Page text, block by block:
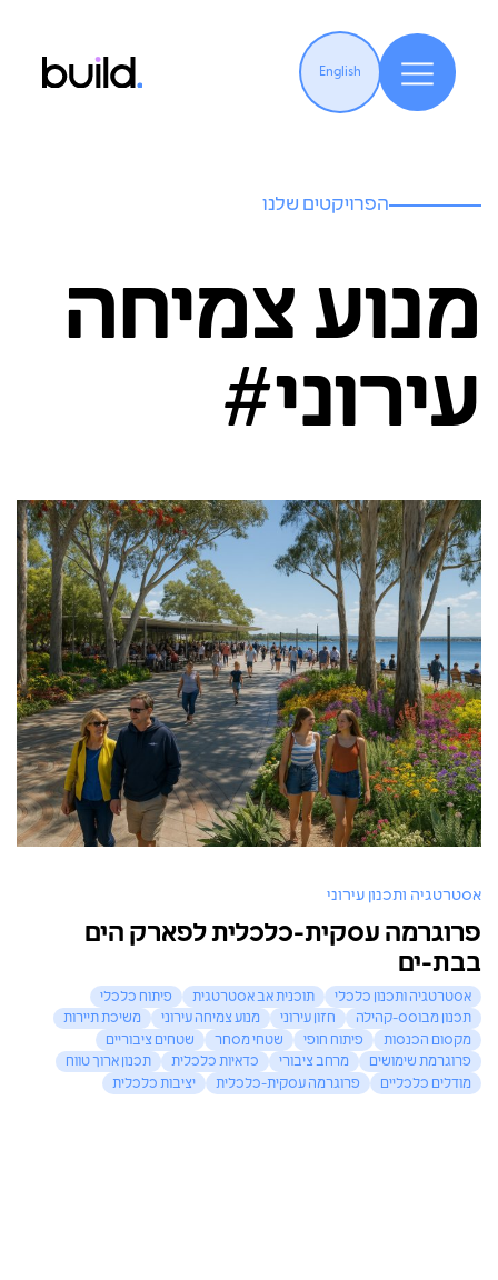
English
הפרויקטים שלנו
מנוע צמיחה
עירוני#
אסטרטגיה ותכנון עירוני
פרוגרמה עסקית-כלכלית לפארק הים
בבת-ים
אסטרטגיה ותכנון כלכלי תוכנית אב אסטרטגית
פיתוח כלכלי
תכנון מבוסס-קהילה
חזון עירוני מנוע צמיחה עירוני
משיכת תיירות
מקסום הכנסות
פיתוח חופי שטחי מסחר
שטחים ציבוריים
פרוגרמת שימושים
מרחב ציבורי כדאיות כלכלית
תכנון ארוך טווח
מודלים כלכליים
פרוגרמה עסקית-כלכלית יציבות כלכלית